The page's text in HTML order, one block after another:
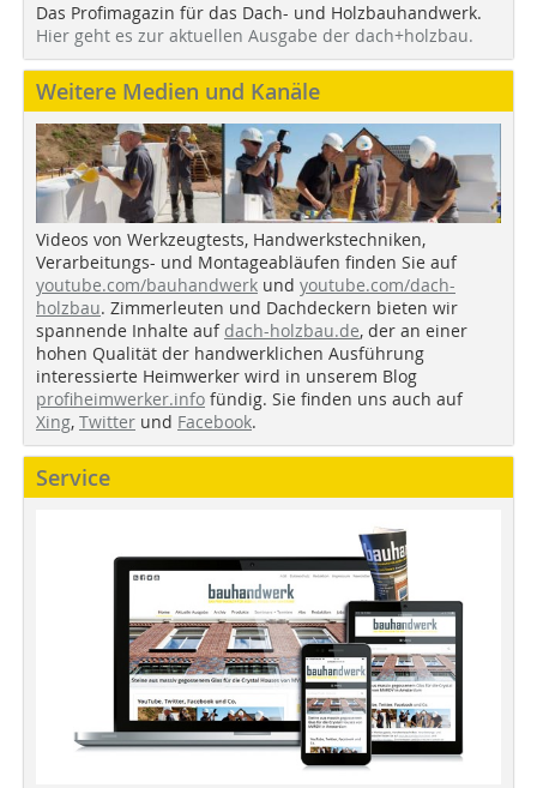
Das Profimagazin für das Dach- und Holzbauhandwerk.
Hier geht es zur aktuellen Ausgabe der dach+holzbau.
Weitere Medien und Kanäle
Videos von Werkzeugtests, Handwerkstechniken,
Verarbeitungs- und Montageabläufen finden Sie auf
youtube.com/bauhandwerk und youtube.com/dach-
holzbau. Zimmerleuten und Dachdeckern bieten wir
spannende Inhalte auf dach-holzbau.de, der an einer
hohen Qualität der handwerklichen Ausführung
interessierte Heimwerker wird in unserem Blog
profiheimwerker.info fündig. Sie finden uns auch auf
Xing, Twitter und Facebook.
Service